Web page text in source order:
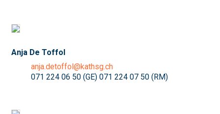
Anja De Toffol
anja.detoffol@kathsg.ch
071 224 06 50 (GE) 071 224 07 50 (RM)